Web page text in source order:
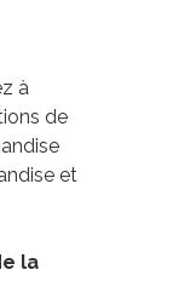
à
de
et
la